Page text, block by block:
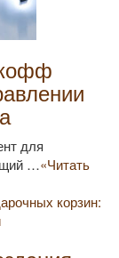
для
…«Читать